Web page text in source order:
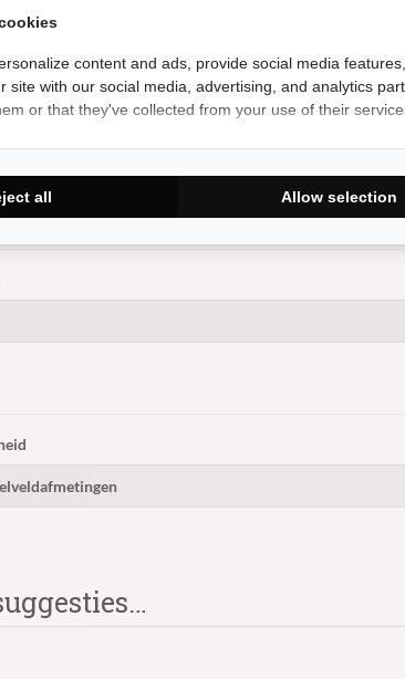
content and ads, provide social media
site with our social media, advertising, and analytics
or that they've collected from your use of their
all Allow selection